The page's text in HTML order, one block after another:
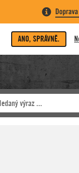
ANO, SPRÁVNĚ.